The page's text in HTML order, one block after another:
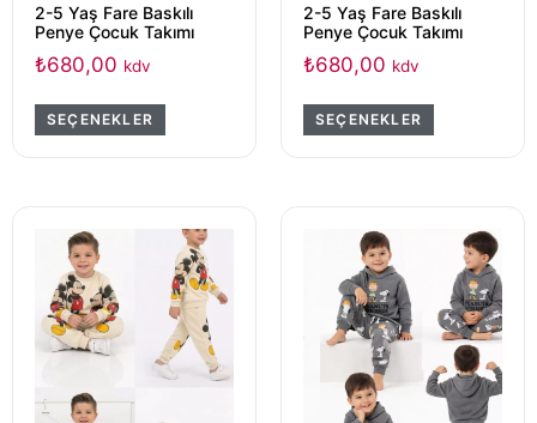
2-5 Yaş Fare Baskılı
Penye Çocuk Takımı
₺680,00 kdv
SEÇENEKLER
2-5 Yaş Fare Baskılı
Penye Çocuk Takımı
₺680,00 kdv
SEÇENEKLER